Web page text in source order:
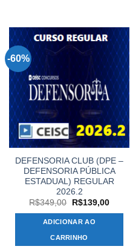
-60%
DEFENSORIA CLUB (DPE –
DEFENSORIA PÚBLICA
ESTADUAL) REGULAR
2026.2
R$349,00
O
original
era:
R$349,00.
R$139,00O
ADICIONAR AO
CARRINHO